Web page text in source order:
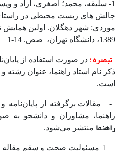
چالش های زیست محیطی در
1389، دانشگاه تهران، صص. 14-1
تبصره : در صورت استفاده از
ذکر نام استاد راهنما، عنوان رشته
است.
-
مقالات برگرفته از پایان‌نامه
راهنما، مشاوران و دانشجو به‌
راهنما منتشر می‌شود.
مسئولیت صحت و سقم مقاله